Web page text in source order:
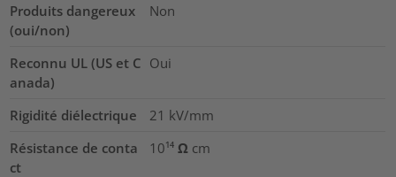
Produits dangereux
(oui/non)
Non
Reconnu UL (US et C
anada)
Oui
Rigidité diélectrique 21 kV/mm
Résistance de conta
ct
10¹⁴ Ω cm